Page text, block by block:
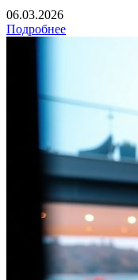
06.03.2026
Подробнее